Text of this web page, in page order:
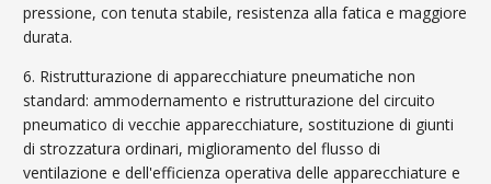
pressione, con tenuta stabile, resistenza alla fatica e maggiore
durata.
6. Ristrutturazione di apparecchiature pneumatiche non
standard: ammodernamento e ristrutturazione del circuito
pneumatico di vecchie apparecchiature, sostituzione di giunti
di strozzatura ordinari, miglioramento del flusso di
ventilazione e dell'efficienza operativa delle apparecchiature e